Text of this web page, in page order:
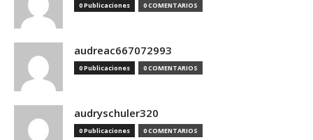
0 Publicaciones 0 COMENTARIOS
audreac667072993
0 Publicaciones 0 COMENTARIOS
audryschuler320
0 Publicaciones 0 COMENTARIOS